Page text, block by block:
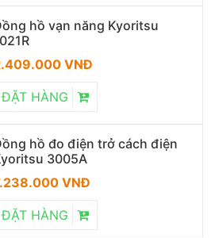
hồ vạn năng Kyoritsu
VNĐ
ĐẶT HÀNG
hồ đo điện trở cách điện
3005A
VNĐ
ĐẶT HÀNG